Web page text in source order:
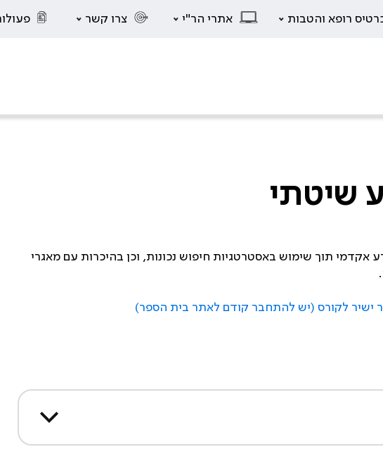
רופא והטבות אתרי הר"י צרו קשר
שיטתי
אקדמי תוך שימוש באסטרטגיות חיפוש נכונות, וכן בהיכרות עם מאגרי
ישיר לקורס (יש להתחבר קודם לאתר בית הספר)